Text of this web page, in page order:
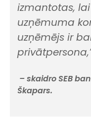
izmantotas,
uzņēmuma
uzņēmējs ir
– skaidro SEB
Škapars.